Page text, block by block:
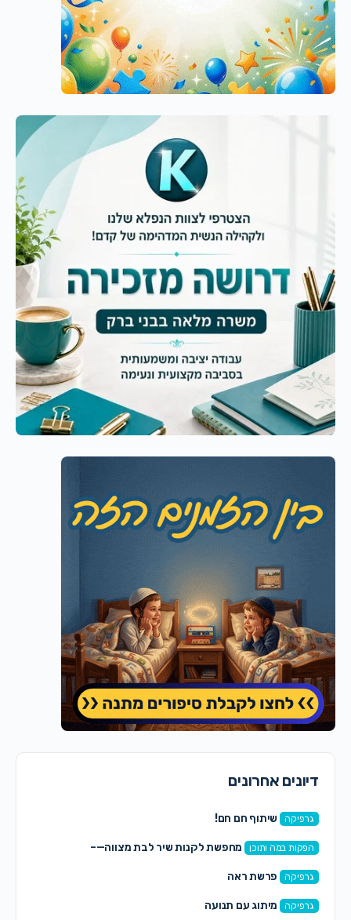
דיונים אחרונים
גרפיקה שיתוף חם חם!
הפקות במה ותוכן מחפשת לקנות שיר לבת מצווה—–
גרפיקה פרשת ראה
גרפיקה מיתוג עם תנועה